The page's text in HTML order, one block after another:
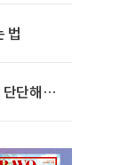
법
단해진